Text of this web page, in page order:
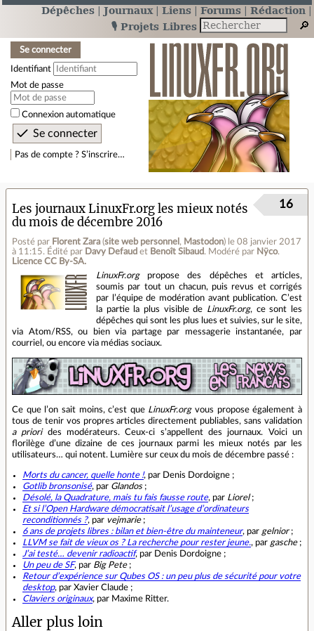
Dépêches Journaux Liens Forums
Rédaction
🎙️ Projets Libres
Se connecter
Identifiant
Mot de passe
Connexion automatique
Pas de compte ? S’inscrire…
Les journaux LinuxFr.org les mieux notés
du mois de décembre 2016
Posté par Florent Zara (site web personnel , Mastodon) le 08 janvier 2017
à 11:15. Édité par Davy Defaud et Benoît Sibaud. Modéré par Nÿco.
Licence CC By‑SA.
16
LinuxFr.orgpropose des dépêches et articles,
soumis par tout un chacun, puis revus et corrigés
par l’équipe de modération avant publication. C’est
la partie la plus visible de LinuxFr.org, ce sont les
dépêches qui sont les plus lues et suivies, sur le site,
via Atom/RSS, ou bien via partage par messagerie instantanée, par
courriel, ou encore via médias sociaux.
Ce que l’on sait moins, c’est que LinuxFr.orgvous propose également à
tous de tenir vos propres articles directement publiables, sans validation
a priorides modérateurs. Ceux‐ci s’appellent des journaux. Voici un
florilège d’une dizaine de ces journaux parmi les mieux notés par les
utilisateurs… qui notent. Lumière sur ceux du mois de décembre passé :
Morts du cancer, quelle honte !, par Denis Dordoigne ;
Gotlib bronsonisé, par Glandos;
Désolé, la Quadrature, mais tu fais fausse route, par Liorel;
Et si l’Open Hardware démocratisait l’usage d’ordinateurs
reconditionnés ?, par vejmarie;
6 ans de projets libres : bilan et bien‐être du mainteneur, par gelnior;
LLVM se fait de vieux os ? La recherche pour rester jeune., par gasche;
J’ai testé… devenir radioactif, par Denis Dordoigne ;
Un peu de SF, par Big Pete;
Retour d’expérience sur Qubes OS : un peu plus de sécurité pour votre
desktop, par Xavier Claude ;
Claviers originaux, par Maxime Ritter.
Aller plus loin